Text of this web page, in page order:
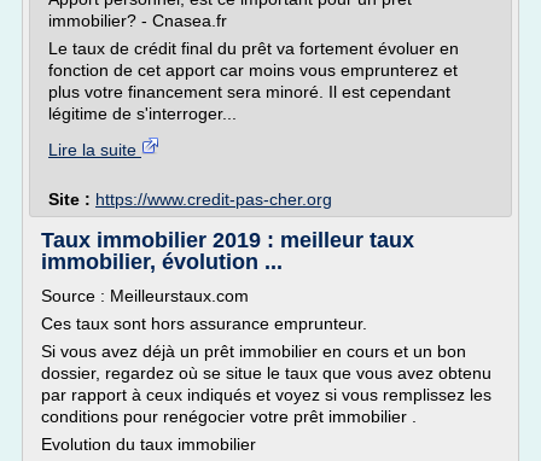
immobilier? - Cnasea.fr
Le taux de crédit final du prêt va fortement évoluer en
fonction de cet apport car moins vous emprunterez et
plus votre financement sera minoré. Il est cependant
légitime de s'interroger...
Lire la suite
Site : https://www.credit-pas-cher.org
Taux immobilier 2019 : meilleur taux
immobilier, évolution ...
Source : Meilleurstaux.com
Ces taux sont hors assurance emprunteur.
Si vous avez déjà un prêt immobilier en cours et un bon
dossier, regardez où se situe le taux que vous avez obtenu
par rapport à ceux indiqués et voyez si vous remplissez les
conditions pour renégocier votre prêt immobilier .
Evolution du taux immobilier